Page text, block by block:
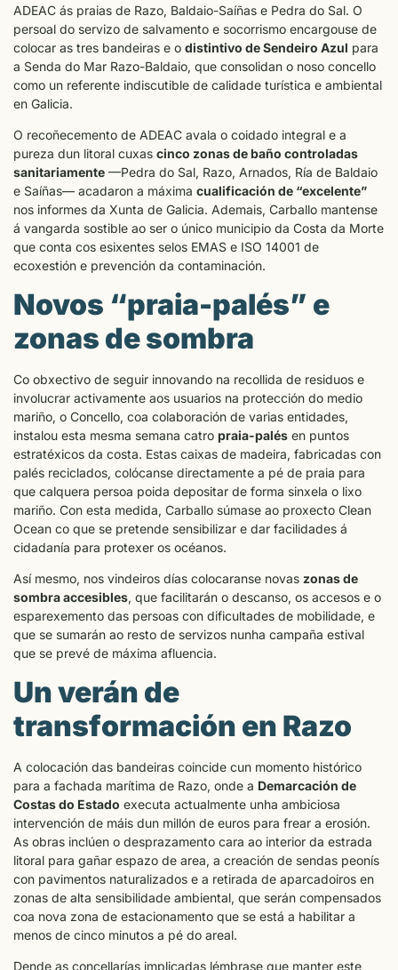
ADEAC ás praias de Razo, Baldaio-Saíñas e Pedra do Sal. O
persoal do servizo de salvamento e socorrismo encargouse de
colocar as tres bandeiras e o distintivo de Sendeiro Azul para
a Senda do Mar Razo-Baldaio, que consolidan o noso concello
como un referente indiscutible de calidade turística e ambiental
en Galicia.
O recoñecemento de ADEAC avala o coidado integral e a
pureza dun litoral cuxas cinco zonas de baño controladas
sanitariamente —Pedra do Sal, Razo, Arnados, Ría de Baldaio
e Saíñas— acadaron a máxima cualificación de “excelente”
nos informes da Xunta de Galicia. Ademais, Carballo mantense
á vangarda sostible ao ser o único municipio da Costa da Morte
que conta cos esixentes selos EMAS e ISO 14001 de
ecoxestión e prevención da contaminación.
Novos “praia-palés” e
zonas de sombra
Co obxectivo de seguir innovando na recollida de residuos e
involucrar activamente aos usuarios na protección do medio
mariño, o Concello, coa colaboración de varias entidades,
instalou esta mesma semana catro praia-palés en puntos
estratéxicos da costa. Estas caixas de madeira, fabricadas con
palés reciclados, colócanse directamente a pé de praia para
que calquera persoa poida depositar de forma sinxela o lixo
mariño. Con esta medida, Carballo súmase ao proxecto Clean
Ocean co que se pretende sensibilizar e dar facilidades á
cidadanía para protexer os océanos.
Así mesmo, nos vindeiros días colocaranse novas zonas de
sombra accesibles, que facilitarán o descanso, os accesos e o
esparexemento das persoas con dificultades de mobilidade, e
que se sumarán ao resto de servizos nunha campaña estival
que se prevé de máxima afluencia.
Un verán de
transformación en Razo
A colocación das bandeiras coincide cun momento histórico
para a fachada marítima de Razo, onde a Demarcación de
Costas do Estado executa actualmente unha ambiciosa
intervención de máis dun millón de euros para frear a erosión.
As obras inclúen o desprazamento cara ao interior da estrada
litoral para gañar espazo de area, a creación de sendas peonís
con pavimentos naturalizados e a retirada de aparcadoiros en
zonas de alta sensibilidade ambiental, que serán compensados
coa nova zona de estacionamento que se está a habilitar a
menos de cinco minutos a pé do areal.
Dende as concellarías implicadas lémbrase que manter este